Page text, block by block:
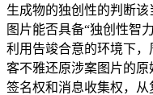
生成物的独创性的判断
图片能否具备“独创性智
利用告竣合意的环境下，
客不雅还原涉案图片的
签名权和消息收集权，